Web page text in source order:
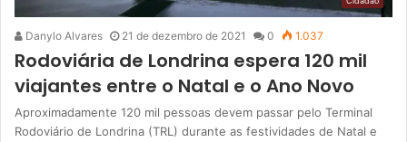
Danylo Alvares 21 de dezembro de 2021 0 1.037
Rodoviária de Londrina espera 120 mil
viajantes entre o Natal e o Ano Novo
Aproximadamente 120 mil pessoas devem passar pelo Terminal
Rodoviário de Londrina (TRL) durante as festividades de Natal e